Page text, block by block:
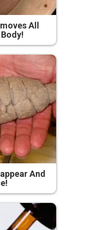
All
And